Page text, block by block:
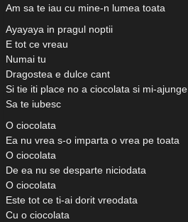
Am sa te iau cu mine-n lumea toata
Ayayaya in pragul noptii
E tot ce vreau
Numai tu
Dragostea e dulce cant
Si tie iti place no a ciocolata si mi-ajunge
Sa te iubesc
O ciocolata
Ea nu vrea s-o imparta o vrea pe toata
O ciocolata
De ea nu se desparte niciodata
O ciocolata
Este tot ce ti-ai dorit vreodata
Cu o ciocolata